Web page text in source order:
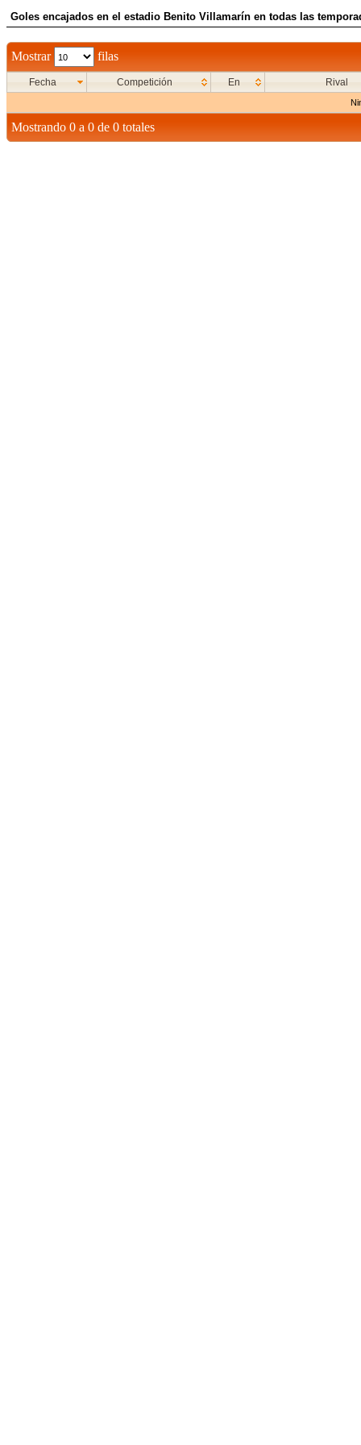
Goles encajados en el estadio Benito Villamarín en todas las
Mostrar filas
Fecha Competición En Rival
Mostrando 0 a 0 de 0 totales